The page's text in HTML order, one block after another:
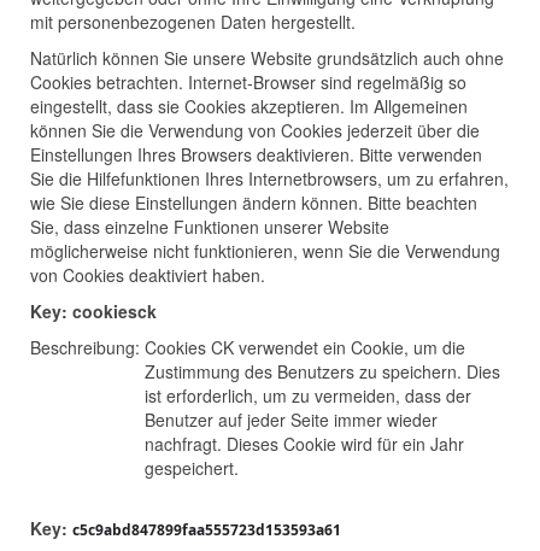
mit personenbezogenen Daten hergestellt.
Natürlich können Sie unsere Website grundsätzlich auch ohne
Cookies betrachten. Internet-Browser sind regelmäßig so
eingestellt, dass sie Cookies akzeptieren. Im Allgemeinen
können Sie die Verwendung von Cookies jederzeit über die
Einstellungen Ihres Browsers deaktivieren. Bitte verwenden
Sie die Hilfefunktionen Ihres Internetbrowsers, um zu erfahren,
wie Sie diese Einstellungen ändern können. Bitte beachten
Sie, dass einzelne Funktionen unserer Website
möglicherweise nicht funktionieren, wenn Sie die Verwendung
von Cookies deaktiviert haben.
Key: cookiesck
Beschreibung: Cookies CK verwendet ein Cookie, um die
Zustimmung des Benutzers zu speichern. Dies
ist erforderlich, um zu vermeiden, dass der
Benutzer auf jeder Seite immer wieder
nachfragt. Dieses Cookie wird für ein Jahr
gespeichert.
Key: c5c9abd847899faa555723d153593a61